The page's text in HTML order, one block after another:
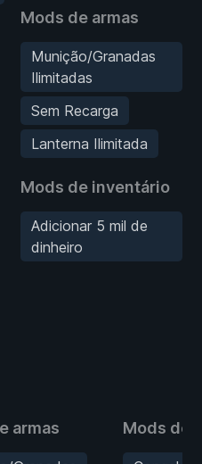
Mods de armas
Munição/Granadas
Ilimitadas
Sem Recarga
Lanterna Ilimitada
Mods de inventário
Adicionar 5 mil de
dinheiro
armas Mods de